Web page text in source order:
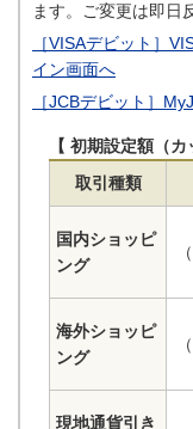
ます。ご変更は即日
［VISAデビット］
イン画面へ
［JCBデビット］
【 初期設定額（
取引種類
国内ショッピ
ング
海外ショッピ
ング
現地通貨引き